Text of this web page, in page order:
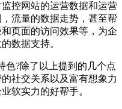
控网站的运营数据和运营
流量的数据走势，甚至帮
页面的访问效果等，为企
数据支持。
?除了以上提到的几个点
社交关系以及富有想象力
软实力的好帮手。